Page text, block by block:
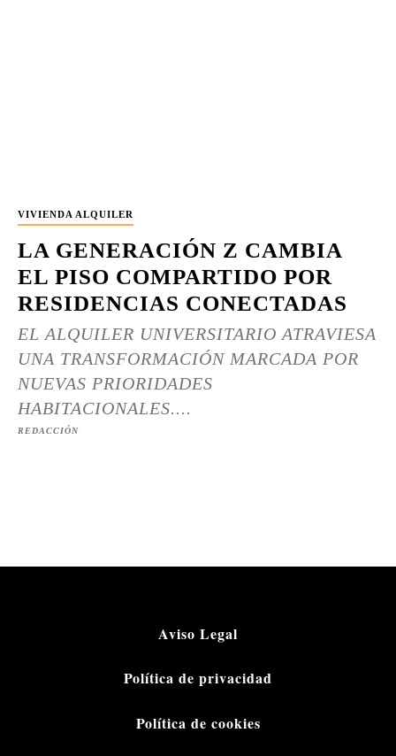
VIVIENDA ALQUILER
LA GENERACIÓN Z CAMBIA
EL PISO COMPARTIDO POR
RESIDENCIAS CONECTADAS
EL ALQUILER UNIVERSITARIO ATRAVIESA
UNA TRANSFORMACIÓN MARCADA POR
NUEVAS PRIORIDADES
HABITACIONALES....
REDACCIÓN
Aviso Legal
Política de privacidad
Política de cookies